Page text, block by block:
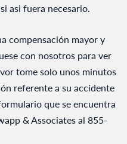
asi fuera necesario.
compensación mayor y
con nosotros para ver
tome solo unos minutos
referente a su accidente
que se encuentra
& Associates al 855-